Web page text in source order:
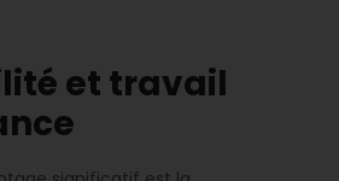
et travail